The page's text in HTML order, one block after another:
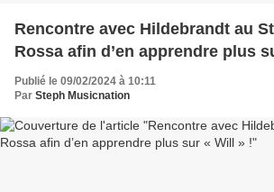
Rencontre avec Hildebrandt au
Rossa afin d’en apprendre plus
Publié le 09/02/2024 à 10:11
Par Steph Musicnation